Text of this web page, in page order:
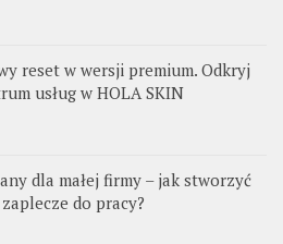
reset w wersji premium. Odkryj
usług w HOLA SKIN
dla małej firmy – jak stworzyć
do pracy?